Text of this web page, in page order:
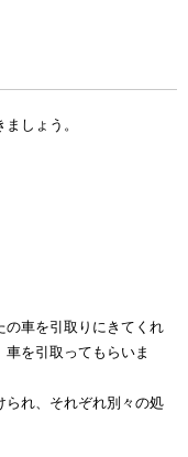
しょう。
の車を引取りにきてくれ
を引取ってもらいま
られ、それぞれ別々の処